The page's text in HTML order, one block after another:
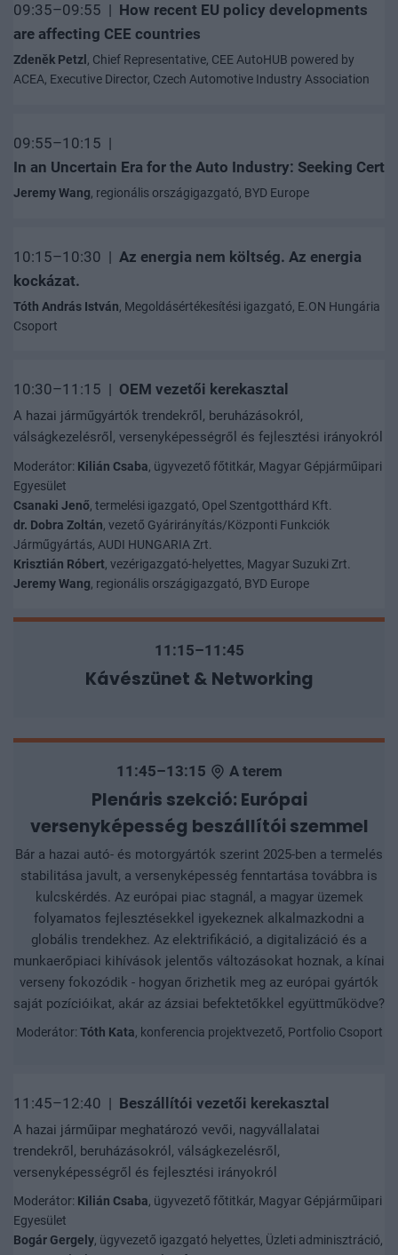
09:35–09:55 | How recent EU policy developments
are affecting CEE countries
Zdeněk Petzl , Chief Representative, CEE AutoHUB powered by
ACEA, Executive Director, Czech Automotive Industry Association
09:55–10:15 |
In an Uncertain Era for the Auto Industry: Seeking
Jeremy Wang, regionális országigazgató, BYD Europe
10:15–10:30 | Az energia nem költség. Az energia
kockázat.
Tóth András István, Megoldásértékesítési igazgató, E.ON Hungária
Csoport
10:30–11:15 | OEM vezetői kerekasztal
A hazai járműgyártók trendekről, beruházásokról,
válságkezelésről, versenyképességről és fejlesztési irányokról
Moderátor: Kilián Csaba, ügyvezető főtitkár, Magyar Gépjárműipari
Egyesület
Csanaki Jenő, termelési igazgató, Opel Szentgotthárd Kft.
dr. Dobra Zoltán, vezető Gyárirányítás/Központi Funkciók
Járműgyártás, AUDI HUNGARIA Zrt.
Krisztián Róbert, vezérigazgató-helyettes, Magyar Suzuki Zrt.
Jeremy Wang, regionális országigazgató, BYD Europe
11:15–11:45
Kávészünet & Networking
11:45–13:15 A terem
Plenáris szekció: Európai
versenyképesség beszállítói szemmel
Bár a hazai autó- és motorgyártók szerint 2025-ben a termelés
stabilitása javult, a versenyképesség fenntartása továbbra is
kulcskérdés. Az európai piac stagnál, a magyar üzemek
folyamatos fejlesztésekkel igyekeznek alkalmazkodni a
globális trendekhez. Az elektrifikáció, a digitalizáció és a
munkaerőpiaci kihívások jelentős változásokat hoznak, a kínai
verseny fokozódik - hogyan őrizhetik meg az európai gyártók
saját pozícióikat, akár az ázsiai befektetőkkel együttműködve?
Moderátor: Tóth Kata, konferencia projektvezető, Portfolio Csoport
11:45–12:40 | Beszállítói vezetői kerekasztal
A hazai járműipar meghatározó vevői, nagyvállalatai
trendekről, beruházásokról, válságkezelésről,
versenyképességről és fejlesztési irányokról
Moderátor: Kilián Csaba, ügyvezető főtitkár, Magyar Gépjárműipari
Egyesület
Bogár Gergely, ügyvezető igazgató helyettes, Üzleti adminisztráció,